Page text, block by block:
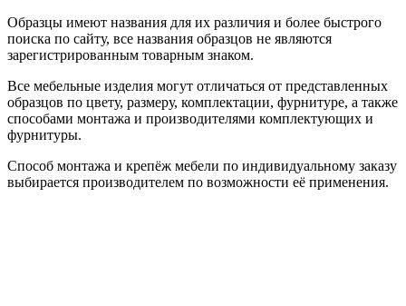
Образцы имеют названия для их различия и более быстрого
поиска по сайту, все названия образцов не являются
зарегистрированным товарным знаком.
Все мебельные изделия могут отличаться от представленных
образцов по цвету, размеру, комплектации, фурнитуре, а также
способами монтажа и производителями комплектующих и
фурнитуры.
Способ монтажа и крепёж мебели по индивидуальному заказу
выбирается производителем по возможности её применения.